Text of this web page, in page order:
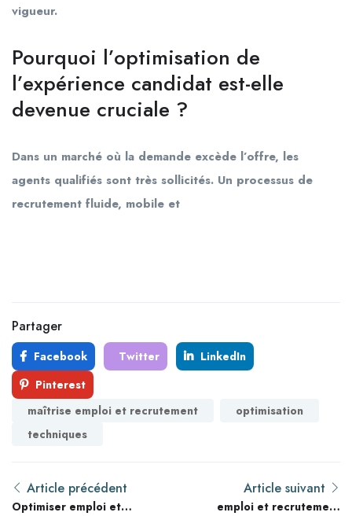
vigueur.
Pourquoi l’optimisation de
l’expérience candidat est-elle
devenue cruciale ?
Dans un marché où la demande excède l’offre, les
agents qualifiés sont très sollicités. Un processus de
recrutement fluide, mobile et
Partager
Facebook Twitter
LinkedIn
Pinterest
maîtrise emploi et recrutement
optimisation
techniques
Article précédent
Optimiser emploi et
Article suivant
emploi et recrutement